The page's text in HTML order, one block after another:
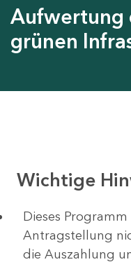
Aufwertung
grünen
Wichtige
Dieses
Antragstellung
die Auszahlung